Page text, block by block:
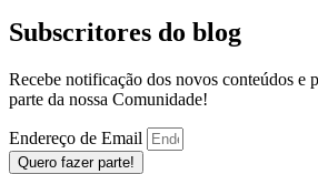
Subscritores do blog
Recebe notificação dos novos conteúdos e
parte da nossa Comunidade!
Endereço de Email
Quero fazer parte!